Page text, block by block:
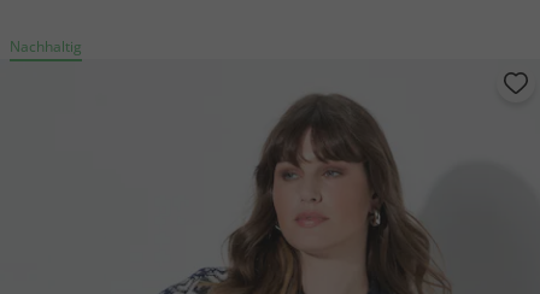
Nachhaltig